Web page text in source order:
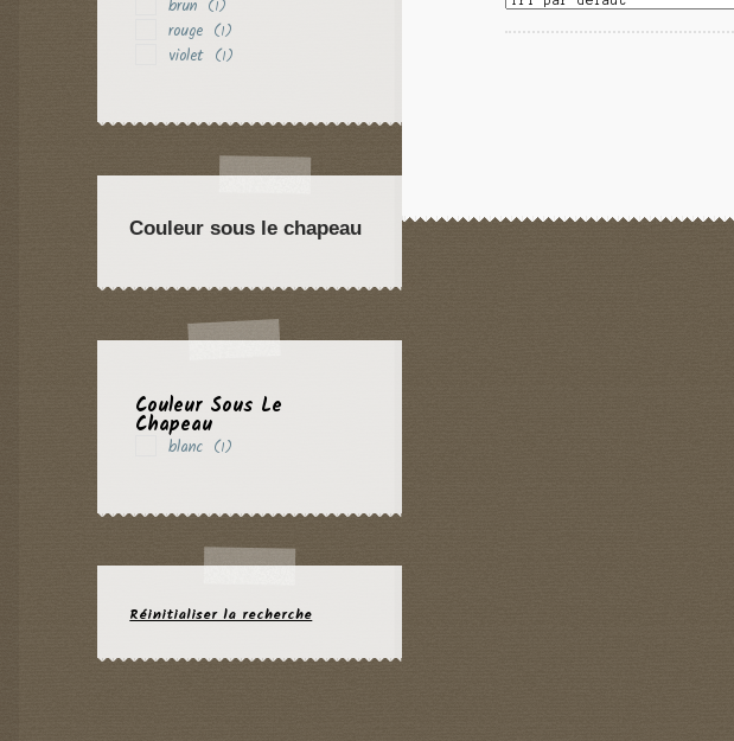
brun (1)
rouge (1)
violet (1)
Couleur sous le chapeau
Couleur Sous Le
Chapeau
blanc (1)
Réinitialiser la recherche